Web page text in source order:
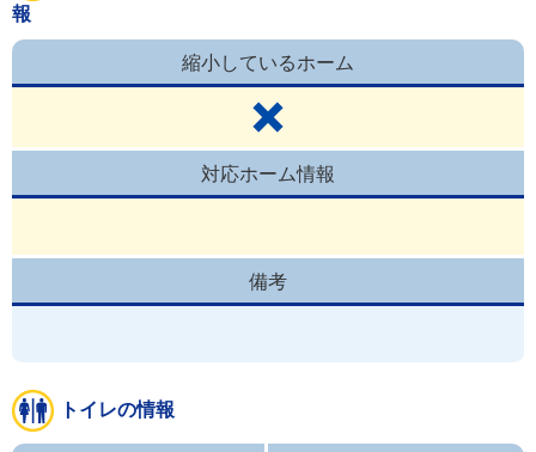
報
縮小しているホーム
対応ホーム情報
備考
トイレの情報